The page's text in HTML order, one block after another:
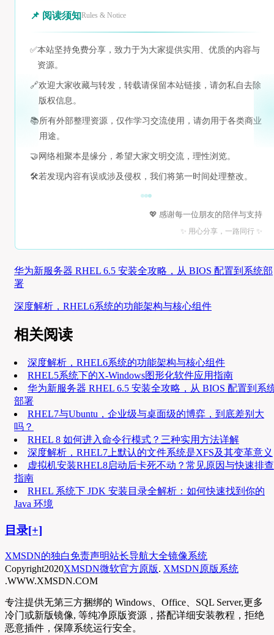
📌 阅读须知Rules & Notice
✅本站坚持免费分享，致力于为大家提供实用、优质的内容与
资源。
🔗欢迎大家收藏与转发，转载请保留本站链接，请勿私自去除
版权信息。
📚所有外部整理资源，仅作学习交流使用，请勿用于各类商业
用途。
🤝 网络相聚本是缘分，希望大家文明交流，理性浏览。
🛠️若发现内容有误或涉及侵权，我们将第一时间处理整改。
💖 感谢每一位朋友的陪伴与支持
✨ 用心分享，一路同行 ✨
华为新服务器 RHEL 6.5 安装全攻略，从 BIOS 配置到系统部
署
深度解析，RHEL6系统的功能架构与核心组件
相关阅读
深度解析，RHEL6系统的功能架构与核心组件
RHEL5系统下的X-Windows图形化软件应用指南
华为新服务器 RHEL 6.5 安装全攻略，从 BIOS 配置到系
部署
RHEL7与Ubuntu，企业级与桌面级的博弈，到底差别大
吗？
RHEL 8 如何进入命令行模式？三种实用方法详解
深度解析，RHEL7上默认的文件系统是XFS及其变革意义
虚拟机安装RHEL8启动后卡死不动？常见原因与快速排查
指南
RHEL 系统下 JDK 安装目录全解析：如何快速找到你的
Java 环境
目录[+]
XMSDN的独白免责声明站长导航大全镜像系统
Copyright2020XMSDN微软官方原版. XMSDN原版系统
.WWW.XMSDN.COM
专注提供无第三方捆绑的 Windows、Office、SQL Server,更多
冷门或新版镜像, 等纯净原版资源，搭配详细安装教程，拒绝
恶意插件，保障系统运行安全。